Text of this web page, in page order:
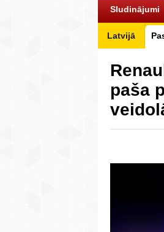
Sludinājumi
Latvijā
paša